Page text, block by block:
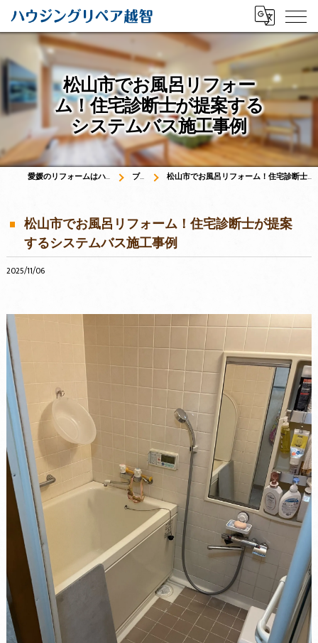
松山市でお風呂リフォー
ム！住宅診断士が提案する
システムバス施工事例
愛媛のリフォームはハウジングリペア越智 ブログ 松山市でお風呂リフォーム！住宅診断士が提案するシステムバス施工事例
松山市でお風呂リフォーム！住宅診断士が提案
するシステムバス施工事例
2025/11/06